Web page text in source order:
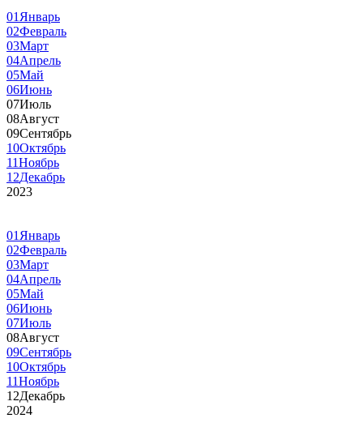
01 Январь
02Февраль
03Март
04Апрель
05Май
06Июнь
07Июль
08Август
09Сентябрь
10Октябрь
11Ноябрь
12Декабрь
2023
01 Январь
02Февраль
03Март
04Апрель
05Май
06Июнь
07Июль
08Август
09Сентябрь
10Октябрь
11Ноябрь
12Декабрь
2024